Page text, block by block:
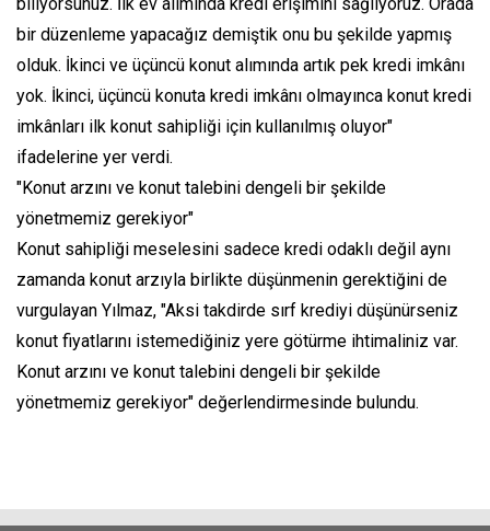
biliyorsunuz. İlk ev alımında kredi erişimini sağlıyoruz. Orada
bir düzenleme yapacağız demiştik onu bu şekilde yapmış
olduk. İkinci ve üçüncü konut alımında artık pek kredi imkânı
yok. İkinci, üçüncü konuta kredi imkânı olmayınca konut kredi
imkânları ilk konut sahipliği için kullanılmış oluyor"
ifadelerine yer verdi.
"Konut arzını ve konut talebini dengeli bir şekilde
yönetmemiz gerekiyor"
Konut sahipliği meselesini sadece kredi odaklı değil aynı
zamanda konut arzıyla birlikte düşünmenin gerektiğini de
vurgulayan Yılmaz, "Aksi takdirde sırf krediyi düşünürseniz
konut fiyatlarını istemediğiniz yere götürme ihtimaliniz var.
Konut arzını ve konut talebini dengeli bir şekilde
yönetmemiz gerekiyor" değerlendirmesinde bulundu.